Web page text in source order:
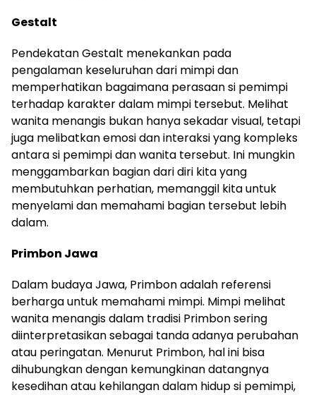
Gestalt
Pendekatan Gestalt menekankan pada
pengalaman keseluruhan dari mimpi dan
memperhatikan bagaimana perasaan si pemimpi
terhadap karakter dalam mimpi tersebut. Melihat
wanita menangis bukan hanya sekadar visual, tetapi
juga melibatkan emosi dan interaksi yang kompleks
antara si pemimpi dan wanita tersebut. Ini mungkin
menggambarkan bagian dari diri kita yang
membutuhkan perhatian, memanggil kita untuk
menyelami dan memahami bagian tersebut lebih
dalam.
Primbon Jawa
Dalam budaya Jawa, Primbon adalah referensi
berharga untuk memahami mimpi. Mimpi melihat
wanita menangis dalam tradisi Primbon sering
diinterpretasikan sebagai tanda adanya perubahan
atau peringatan. Menurut Primbon, hal ini bisa
dihubungkan dengan kemungkinan datangnya
kesedihan atau kehilangan dalam hidup si pemimpi,